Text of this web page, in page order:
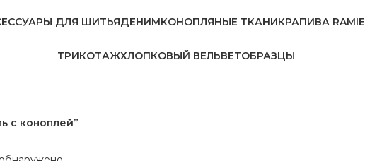
ДЛЯ ШИТЬЯДЕНИМКОНОПЛЯНЫЕ ТКАНИКРАПИВА RAMIE
ТРИКОТАЖХЛОПКОВЫЙ ВЕЛЬВЕТОБРАЗЦЫ
с коноплей”